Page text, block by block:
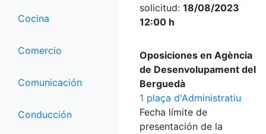
Cocina
Comercio
Comunicación
Conducción
solicitud: 18/08/2023
12:00 h
Oposiciones en Agència
de Desenvolupament del
Berguedà
1 plaça d'Administratiu
Fecha límite de
presentación de la